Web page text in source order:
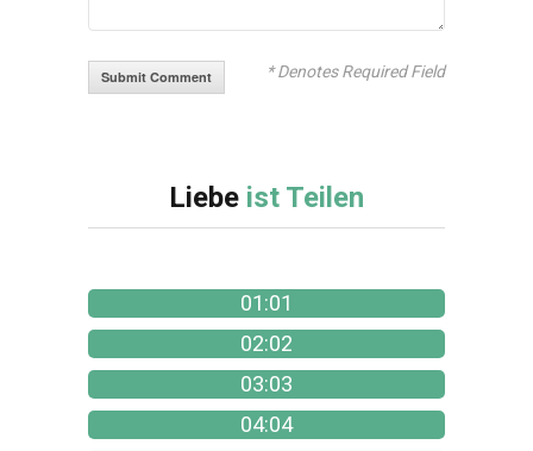
* Denotes Required Field
Liebe ist Teilen
01:01
02:02
03:03
04:04